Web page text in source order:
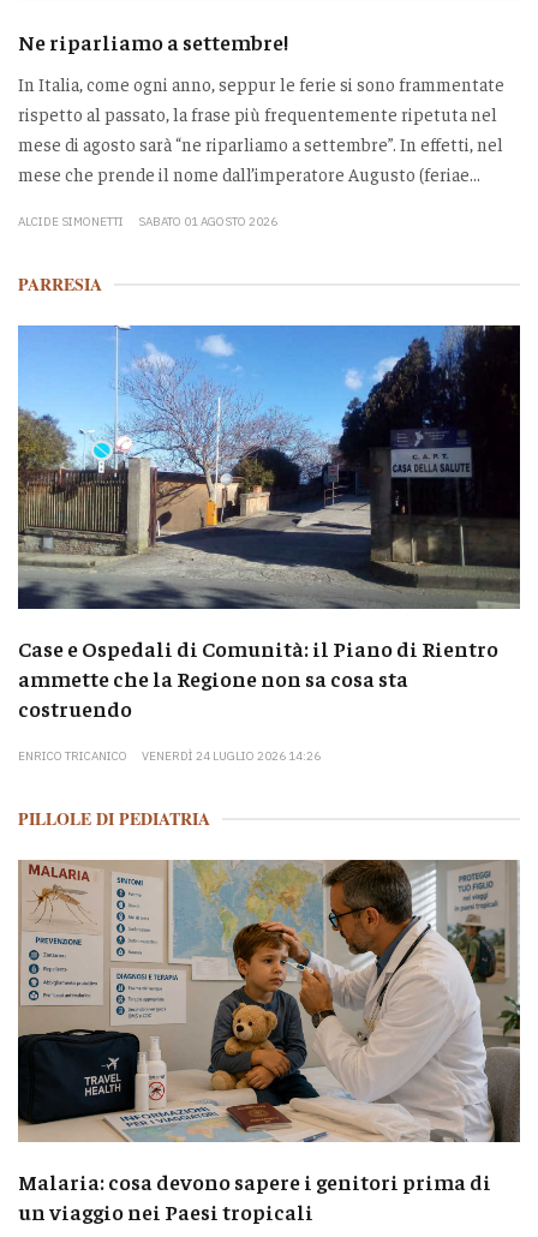
Ne riparliamo a settembre!
In Italia, come ogni anno, seppur le ferie si sono frammentate
rispetto al passato, la frase più frequentemente ripetuta nel
mese di agosto sarà “ne riparliamo a settembre”. In effetti, nel
mese che prende il nome dall’imperatore Augusto (feriae...
ALCIDE SIMONETTI SABATO 01 AGOSTO 2026
PARRESIA
Case e Ospedali di Comunità: il Piano di Rientro
ammette che la Regione non sa cosa sta
costruendo
ENRICO TRICANICO VENERDÌ 24 LUGLIO 2026 14:26
PILLOLE DI PEDIATRIA
Malaria: cosa devono sapere i genitori prima di
un viaggio nei Paesi tropicali